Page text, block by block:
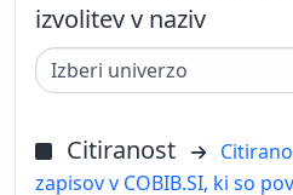
izvolitev v naziv
Citiranost
zapisov v COBIB.SI, ki so